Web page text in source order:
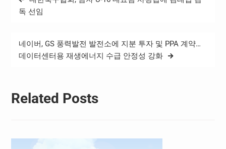
정된 국내 기업/재단은 스마
팩트는 보고서를 통해 최근
다양한 CSR을 실행하고 있
는 아시아…
탐독 선임
네이버, GS 풍력발전 발전소에 지분 투자 및 PPA 계약…
데이터센터용 재생에너지 수급 안정성 강화
Related Posts